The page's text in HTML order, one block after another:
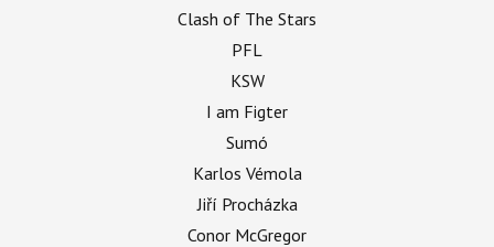
Clash of The Stars
PFL
KSW
I am Figter
Sumó
Karlos Vémola
Jiří Procházka
Conor McGregor